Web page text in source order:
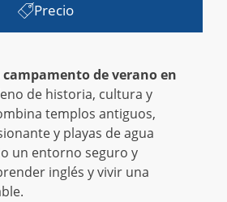
Precio
campamento de verano en
de historia, cultura y
templos antiguos,
y playas de agua
un entorno seguro y
inglés y vivir una